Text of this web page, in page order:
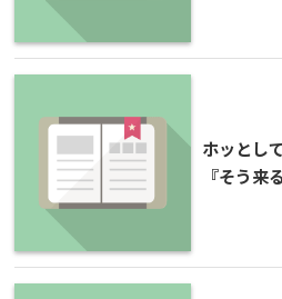
ホッとし
『そう来